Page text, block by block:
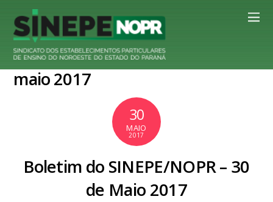
maio 2017
30
MAIO
2017
Boletim do SINEPE/NOPR – 30
de Maio 2017